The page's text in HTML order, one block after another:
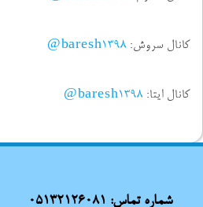
کانال سروش: baresh1398@
کانال ایتا: baresh1398@
شماره تماس: 05132126081